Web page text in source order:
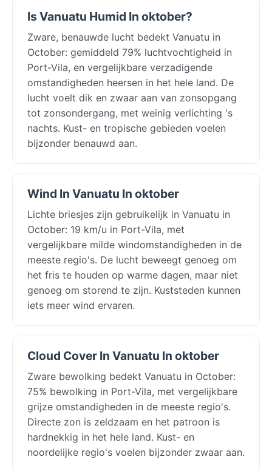
Is Vanuatu Humid In oktober?
Zware, benauwde lucht bedekt Vanuatu in
October: gemiddeld 79% luchtvochtigheid in
Port-Vila, en vergelijkbare verzadigende
omstandigheden heersen in het hele land. De
lucht voelt dik en zwaar aan van zonsopgang
tot zonsondergang, met weinig verlichting 's
nachts. Kust- en tropische gebieden voelen
bijzonder benauwd aan.
Wind In Vanuatu In oktober
Lichte briesjes zijn gebruikelijk in Vanuatu in
October: 19 km/u in Port-Vila, met
vergelijkbare milde windomstandigheden in de
meeste regio's. De lucht beweegt genoeg om
het fris te houden op warme dagen, maar niet
genoeg om storend te zijn. Kuststeden kunnen
iets meer wind ervaren.
Cloud Cover In Vanuatu In oktober
Zware bewolking bedekt Vanuatu in October:
75% bewolking in Port-Vila, met vergelijkbare
grijze omstandigheden in de meeste regio's.
Directe zon is zeldzaam en het patroon is
hardnekkig in het hele land. Kust- en
noordelijke regio's voelen bijzonder zwaar aan.